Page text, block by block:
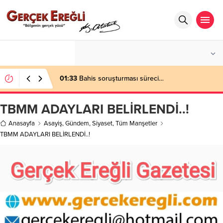
01:33 Bahis soruşturması süreci…
TBMM ADAYLARI BELİRLENDİ..!
Anasayfa Asayiş,Gündem,Siyaset,Tüm Manşetler
TBMM ADAYLARI BELİRLENDİ..!